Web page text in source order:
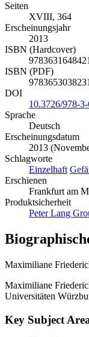
Seiten
XVIII, 364
Erscheinungsjahr
2013
ISBN (Hardcover)
9783631648421
ISBN (PDF)
9783653038231
DOI
10.3726/978-
Sprache
Deutsch
Erscheinungsdatum
2013
Schlagworte
Einzelhaft
Erschienen
Frankfurt am
Produktsicherheit
Peter Lang
Maximiliane
Maximiliane
Universitäten
Key Subject